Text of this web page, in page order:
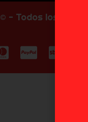
- Todos los